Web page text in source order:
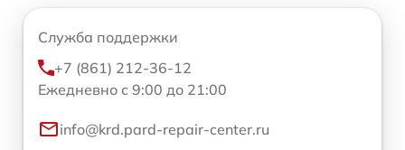
Служба поддержки
+7 (861) 212-36-12
Ежедневно с 9:00 до 21:00
info@krd.pard-repair-center.ru